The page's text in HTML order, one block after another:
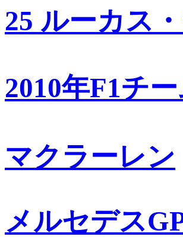
25 ルーカス
2010年F1チ
マクラーレン
メルセデス